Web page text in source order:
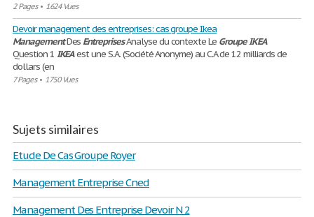
2 Pages• 1624 Vues
Devoir management des entreprises: cas groupe Ikea
ManagementDes EntreprisesAnalyse du contexte Le GroupeIKEA
Question 1 IKEAest une S.A. (Société Anonyme) au C.A de 12 milliards de
dollars (en
7 Pages• 1750 Vues
Sujets similaires
Etude De Cas Groupe Royer
Management Entreprise Cned
Management Des Entreprise Devoir N 2